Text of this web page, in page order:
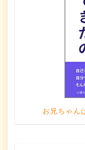
お兄ちゃん